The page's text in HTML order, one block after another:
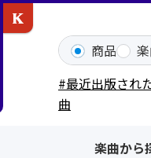
商品
#最近出版され
曲
楽曲から